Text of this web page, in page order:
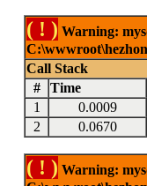
( ! ) Warning:
Call Stack
#
Time
1
0.0009
2
0.0670
( ! ) Warning: